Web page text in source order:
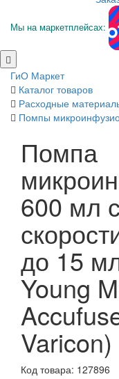
Мы на маркетплейсах:
ГиО Маркет
Каталог товаров
Расходные
Помпы
Помпа
600 мл
до 15
Young
Varicon)
Код товара: 127896